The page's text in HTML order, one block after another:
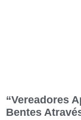
“Vereadores
Bentes